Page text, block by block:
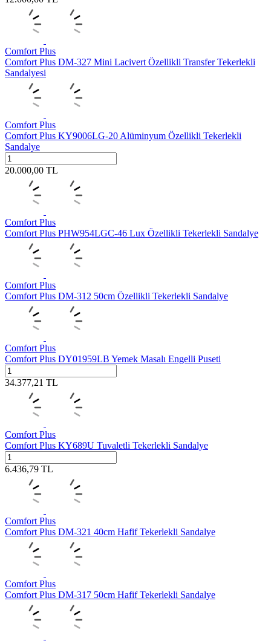
Comfort Plus
Comfort Plus DM-327 Mini Lacivert Özellikli Transfer Tekerlekli
Sandalyesi
Comfort Plus
Comfort Plus KY9006LG-20 Alüminyum Özellikli Tekerlekli
Sandalye
20.000,00 TL
Comfort Plus
Comfort Plus PHW954LGC-46 Lux Özellikli Tekerlekli Sandalye
Comfort Plus
Comfort Plus DM-312 50cm Özellikli Tekerlekli Sandalye
Comfort Plus
Comfort Plus DY01959LB Yemek Masalı Engelli Puseti
34.377,21 TL
Comfort Plus
Comfort Plus KY689U Tuvaletli Tekerlekli Sandalye
6.436,79 TL
Comfort Plus
Comfort Plus DM-321 40cm Hafif Tekerlekli Sandalye
Comfort Plus
Comfort Plus DM-317 50cm Hafif Tekerlekli Sandalye